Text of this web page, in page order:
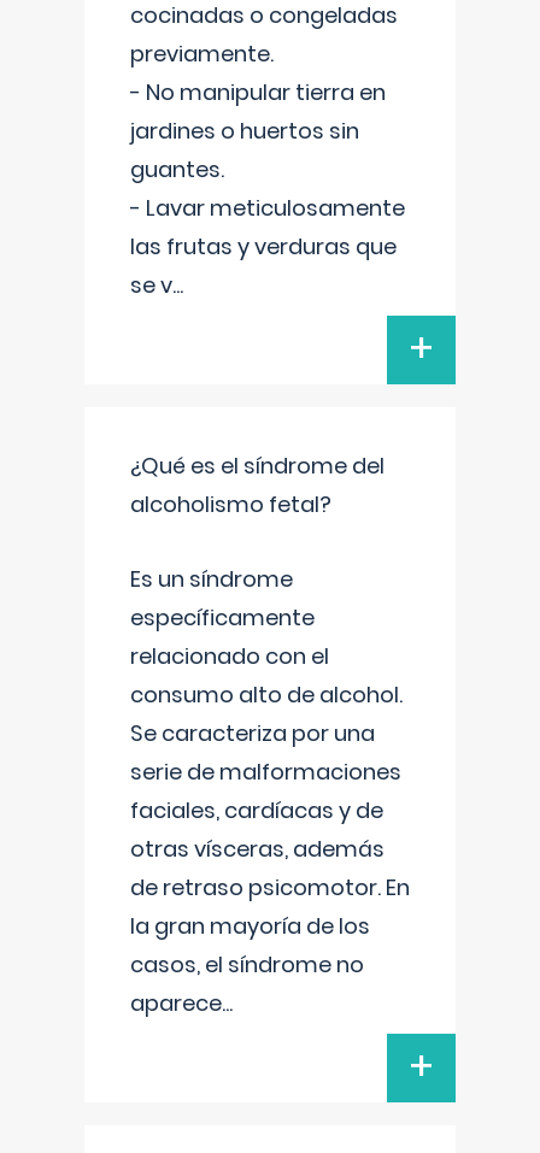
cocinadas o congeladas
previamente.
- No manipular tierra en
jardines o huertos sin
guantes.
- Lavar meticulosamente
las frutas y verduras que
se v...
+
¿Qué es el síndrome del
alcoholismo fetal?
Es un síndrome
específicamente
relacionado con el
consumo alto de alcohol.
Se caracteriza por una
serie de malformaciones
faciales, cardíacas y de
otras vísceras, además
de retraso psicomotor. En
la gran mayoría de los
casos, el síndrome no
aparece...
+